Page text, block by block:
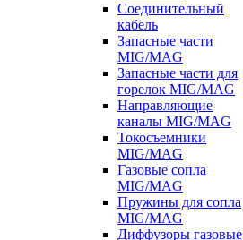
Соединительный
кабель
Запасные части
MIG/MAG
Запасные части для
горелок MIG/MAG
Направляющие
каналы MIG/MAG
Токосъемники
MIG/MAG
Газовые сопла
MIG/MAG
Пружины для сопла
MIG/MAG
Диффузоры газовые